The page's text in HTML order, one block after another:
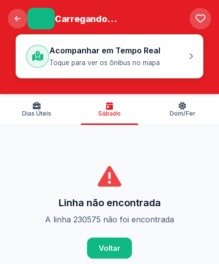
Carregando...
Acompanhar em Tempo Real
Toque para ver os ônibus no mapa
Dias Úteis Sábado Dom/Fer
Linha não encontrada
A linha 230575 não foi encontrada
Voltar